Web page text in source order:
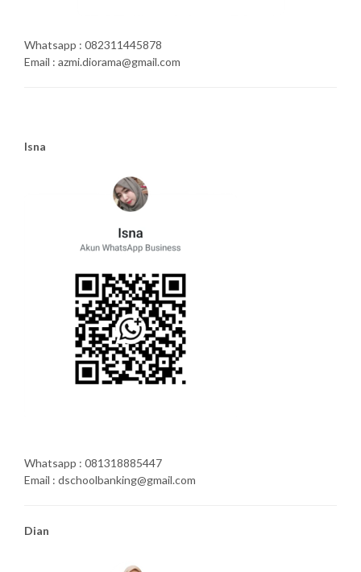
Whatsapp : 082311445878
Email : azmi.diorama@gmail.com
Isna
Whatsapp : 081318885447
Email : dschoolbanking@gmail.com
Dian